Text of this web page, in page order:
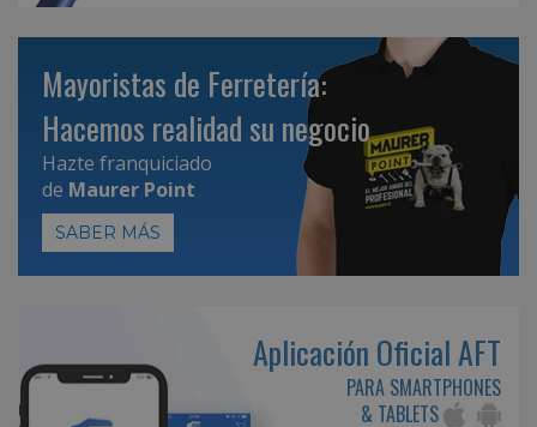
Mayoristas de Ferretería:
Hacemos realidad su negocio
Hazte franquiciado
de Maurer Point
SABER MÁS
Aplicación Oficial AFT
PARA SMARTPHONES
& TABLETS